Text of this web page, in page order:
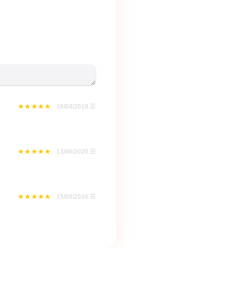
10/04/2018 ☰
13/06/2020 ☰
15/09/2020 ☰